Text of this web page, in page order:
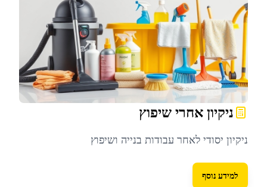
ניקיון אחרי שיפוץ
ניקיון יסודי לאחר עבודות בנייה ושיפוץ
למידע נוסף